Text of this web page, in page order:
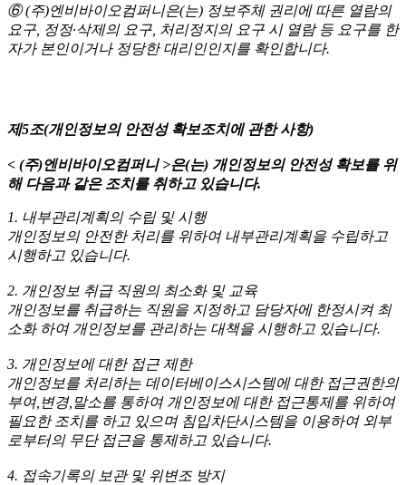
⑥ (주)엔비바이오컴퍼니은(는) 정보주체 권리에 따른 열람의
요구, 정정·삭제의 요구, 처리정지의 요구 시 열람 등 요구를 한
자가 본인이거나 정당한 대리인인지를 확인합니다.
제5조(개인정보의 안전성 확보조치에 관한 사항)
< (주)엔비바이오컴퍼니 >은(는) 개인정보의 안전성 확보를 위
해 다음과 같은 조치를 취하고 있습니다.
1. 내부관리계획의 수립 및 시행
개인정보의 안전한 처리를 위하여 내부관리계획을 수립하고
시행하고 있습니다.
2. 개인정보 취급 직원의 최소화 및 교육
개인정보를 취급하는 직원을 지정하고 담당자에 한정시켜 최
소화 하여 개인정보를 관리하는 대책을 시행하고 있습니다.
3. 개인정보에 대한 접근 제한
개인정보를 처리하는 데이터베이스시스템에 대한 접근권한의
부여,변경,말소를 통하여 개인정보에 대한 접근통제를 위하여
필요한 조치를 하고 있으며 침입차단시스템을 이용하여 외부
로부터의 무단 접근을 통제하고 있습니다.
4. 접속기록의 보관 및 위변조 방지